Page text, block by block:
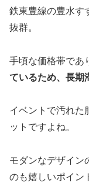
鉄東豊線の豊水す
抜群。
手頃な価格帯であ
ているため、長期
イベントで汚れた
ットですよね。
モダンなデザイン
のも嬉しいポイン